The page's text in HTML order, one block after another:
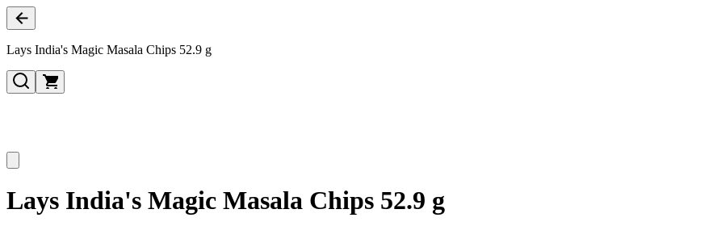
Lays India's Magic Masala Chips 52.9 g
Lays India's Magic Masala Chips 52.9 g